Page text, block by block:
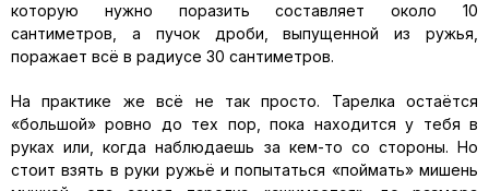
которую нужно поразить составляет около 10
сантиметров, а пучок дроби, выпущенной из ружья,
поражает всё в радиусе 30 сантиметров.
На практике же всё не так просто. Тарелка остаётся
«большой» ровно до тех пор, пока находится у тебя в
руках или, когда наблюдаешь за кем-то со стороны. Но
стоит взять в руки ружьё и попытаться «поймать» мишень